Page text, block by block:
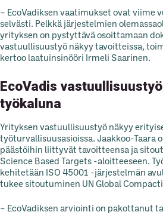
– EcoVadiksen vaatimukset ovat viime
selvästi. Pelkkä järjestelmien
yrityksen on pystyttävä osoittamaan
vastuullisuustyö näkyy tavoitteissa,
kertoo laatuinsinööri Irmeli Saarinen.
EcoVadis
työkaluna
Yrityksen vastuullisuustyö näkyy
työturvallisuusasioissa. Jaakkoo-Taara
päästöihin liittyvät tavoitteensa ja
Science Based Targets -aloitteeseen.
kehitetään ISO 45001 -järjestelmän
tukee sitoutuminen UN Global
– EcoVadiksen arviointi on pakottanut